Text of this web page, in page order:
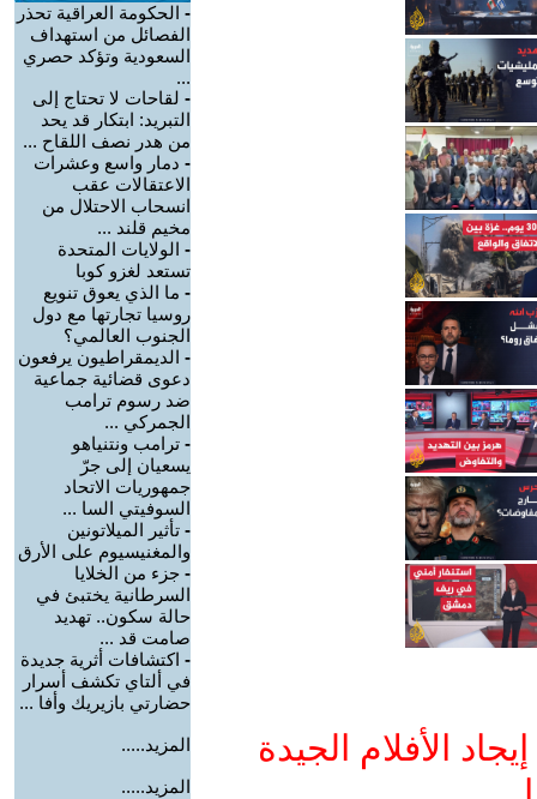
الأفلام الجيدة
- الحكومة العراقية تحذر
الفصائل من استهداف
السعودية وتؤكد حصري
...
- لقاحات لا تحتاج إلى
التبريد: ابتكار قد يحد
من هدر نصف اللقاح ...
- دمار واسع وعشرات
الاعتقالات عقب
انسحاب الاحتلال من
مخيم قلند ...
- الولايات المتحدة
تستعد لغزو كوبا
- ما الذي يعوق تنويع
روسيا تجارتها مع دول
الجنوب العالمي؟
- الديمقراطيون يرفعون
دعوى قضائية جماعية
ضد رسوم ترامب
الجمركي ...
- ترامب ونتنياهو
يسعيان إلى جرّ
جمهوريات الاتحاد
السوفيتي السا ...
- تأثير الميلاتونين
والمغنيسيوم على الأرق
- جزء من الخلايا
السرطانية يختبئ في
حالة سكون.. تهديد
صامت قد ...
- اكتشافات أثرية جديدة
في ألتاي تكشف أسرار
حضارتي بازيريك وأفا ...
المزيد.....
المزيد.....